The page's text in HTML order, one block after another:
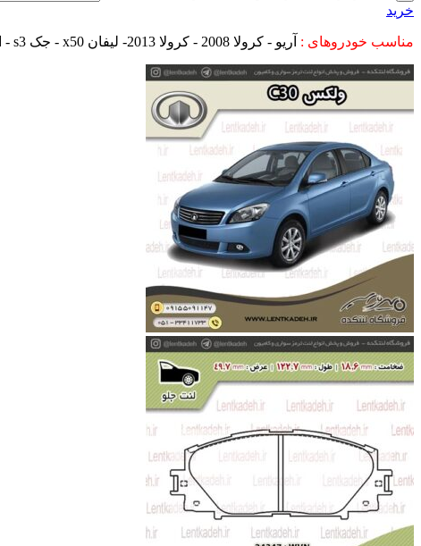
خرید
مناسب خودروهای : آریو - کرولا 2008 - کرولا 2013- لیفان x50 - جک s3 - ام وی ام x22 - گریت وال c30 - پریوس -